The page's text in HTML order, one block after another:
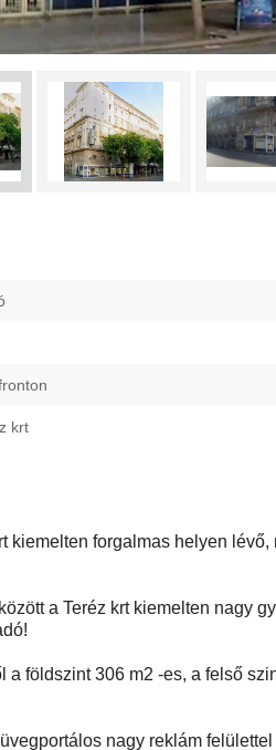
krt
kiemelten forgalmas helyen
a Teréz krt kiemelten nagy
a földszint 306 m2 -es, a felső
nagy reklám